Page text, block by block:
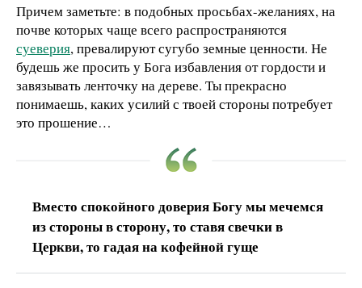
Причем заметьте: в подобных просьбах-желаниях, на
почве которых чаще всего распространяются
суеверия, превалируют сугубо земные ценности. Не
будешь же просить у Бога избавления от гордости и
завязывать ленточку на дереве. Ты прекрасно
понимаешь, каких усилий с твоей стороны потребует
это прошение…
Вместо спокойного доверия Богу мы мечемся
из стороны в сторону, то ставя свечки в
Церкви, то гадая на кофейной гуще